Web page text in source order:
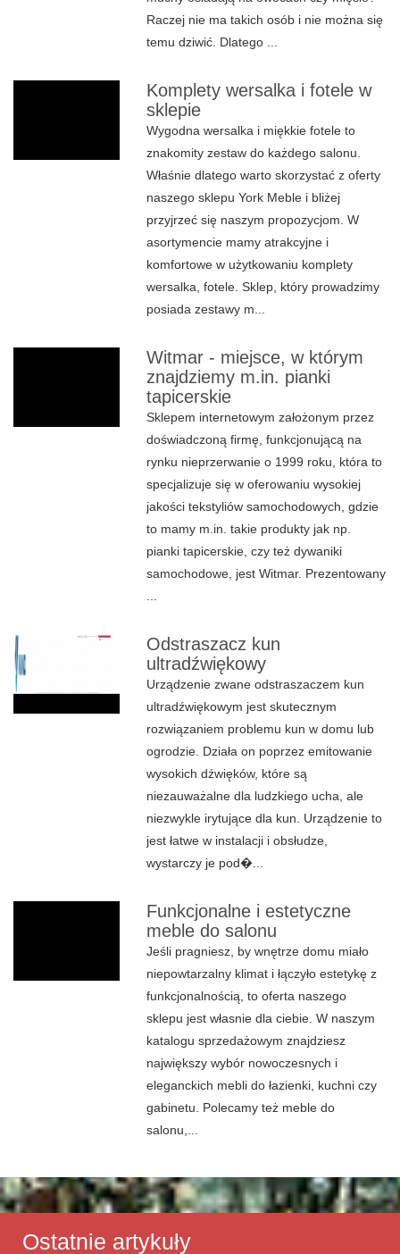
Raczej nie ma takich osób i nie można się
temu dziwić. Dlatego ...
Komplety wersalka i fotele w
sklepie
Wygodna wersalka i miękkie fotele to
znakomity zestaw do każdego salonu.
Właśnie dlatego warto skorzystać z oferty
naszego sklepu York Meble i bliżej
przyjrzeć się naszym propozycjom. W
asortymencie mamy atrakcyjne i
komfortowe w użytkowaniu komplety
wersalka, fotele. Sklep, który prowadzimy
posiada zestawy m...
Witmar - miejsce, w którym
znajdziemy m.in. pianki
tapicerskie
Sklepem internetowym założonym przez
doświadczoną firmę, funkcjonującą na
rynku nieprzerwanie o 1999 roku, która to
specjalizuje się w oferowaniu wysokiej
jakości tekstyliów samochodowych, gdzie
to mamy m.in. takie produkty jak np.
pianki tapicerskie, czy też dywaniki
samochodowe, jest Witmar. Prezentowany
Odstraszacz kun
ultradźwiękowy
Urządzenie zwane odstraszaczem kun
ultradźwiękowym jest skutecznym
rozwiązaniem problemu kun w domu lub
ogrodzie. Działa on poprzez emitowanie
wysokich dźwięków, które są
niezauważalne dla ludzkiego ucha, ale
niezwykle irytujące dla kun. Urządzenie to
jest łatwe w instalacji i obsłudze,
wystarczy je pod�...
Funkcjonalne i estetyczne
meble do salonu
Jeśli pragniesz, by wnętrze domu miało
niepowtarzalny klimat i łączyło estetykę z
funkcjonalnością, to oferta naszego
sklepu jest własnie dla ciebie. W naszym
katalogu sprzedażowym znajdziesz
największy wybór nowoczesnych i
eleganckich mebli do łazienki, kuchni czy
gabinetu. Polecamy też meble do
salonu,...
Ostatnie artykuły